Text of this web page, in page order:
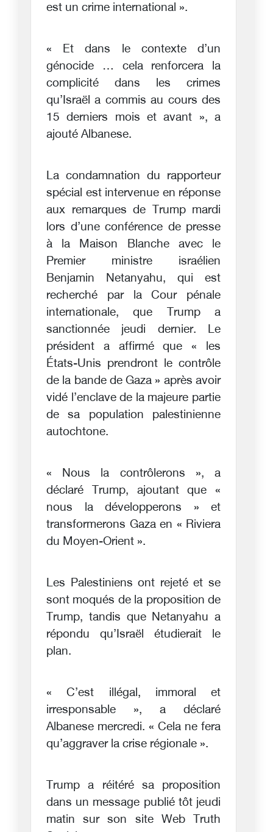
est un crime international ».
« Et dans le contexte d’un
génocide … cela renforcera la
complicité dans les crimes
qu’Israël a commis au cours des
15 derniers mois et avant », a
ajouté Albanese.
La condamnation du rapporteur
spécial est intervenue en réponse
aux remarques de Trump mardi
lors d’une conférence de presse
à la Maison Blanche avec le
Premier ministre israélien
Benjamin Netanyahu, qui est
recherché par la Cour pénale
internationale, que Trump a
sanctionnée jeudi dernier. Le
président a affirmé que « les
États-Unis prendront le contrôle
de la bande de Gaza » après avoir
vidé l’enclave de la majeure partie
de sa population palestinienne
autochtone.
« Nous la contrôlerons », a
déclaré Trump, ajoutant que «
nous la développerons » et
transformerons Gaza en « Riviera
du Moyen-Orient ».
Les Palestiniens ont rejeté et se
sont moqués de la proposition de
Trump, tandis que Netanyahu a
répondu qu’Israël étudierait le
plan.
« C’est illégal, immoral et
irresponsable », a déclaré
Albanese mercredi. « Cela ne fera
qu’aggraver la crise régionale ».
Trump a réitéré sa proposition
dans un message publié tôt jeudi
matin sur son site Web Truth